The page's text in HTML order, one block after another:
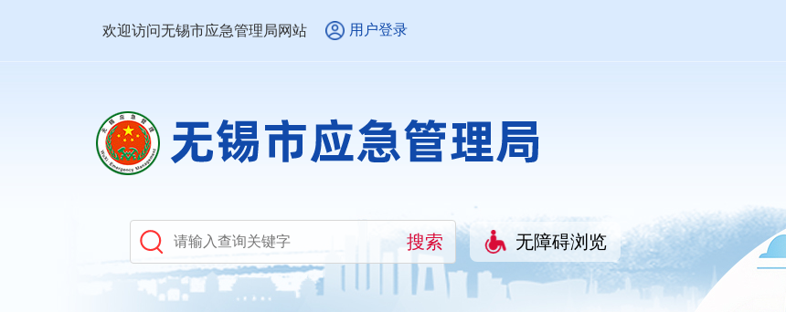
欢迎访问无锡市应急管理局网站 用户登录
无障碍浏览